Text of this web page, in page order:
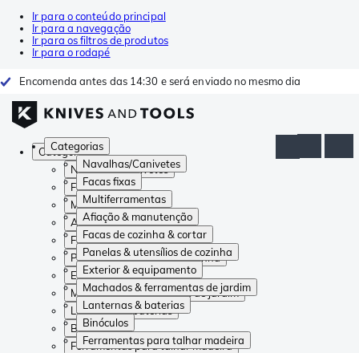
Ir para o conteúdo principal
Ir para a navegação
Ir para os filtros de produtos
Ir para o rodapé
Encomenda antes das 14:30 e será enviado no mesmo dia
Categorias
Navalhas/Canivetes
Facas fixas
Multiferramentas
Afiação & manutenção
Facas de cozinha & cortar
Panelas & utensílios de cozinha
Exterior & equipamento
Machados & ferramentas de jardim
Lanternas & baterias
Binóculos
Ferramentas para talhar madeira
Categorias
Navalhas/Canivetes
Facas fixas
Multiferramentas
Afiação & manutenção
Facas de cozinha & cortar
Panelas & utensílios de cozinha
Exterior & equipamento
Machados & ferramentas de jardim
Lanternas & baterias
Binóculos
Ferramentas para talhar madeira